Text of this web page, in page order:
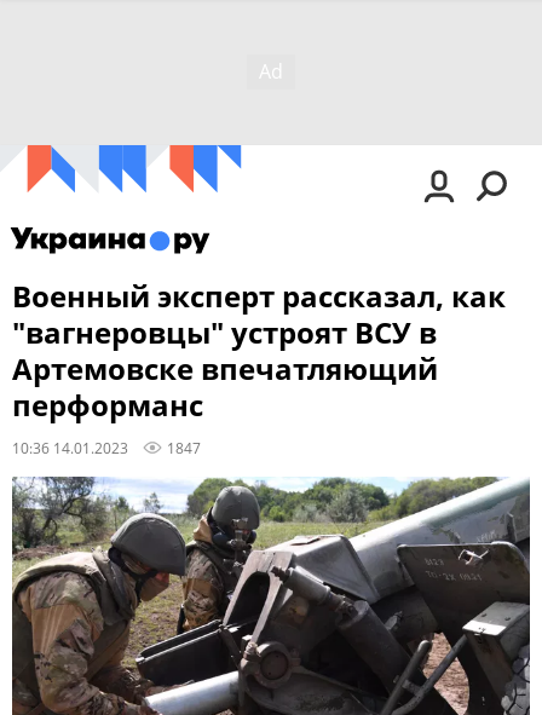
Военный эксперт рассказал, как
"вагнеровцы" устроят ВСУ в
Артемовске впечатляющий
перформанс
10:36 14.01.2023 1847